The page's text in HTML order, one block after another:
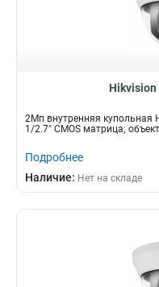
Hikvision
2Мп внутренняя купольная
1/2.7" CMOS матрица;
Подробнее
Наличие: Нет на складе